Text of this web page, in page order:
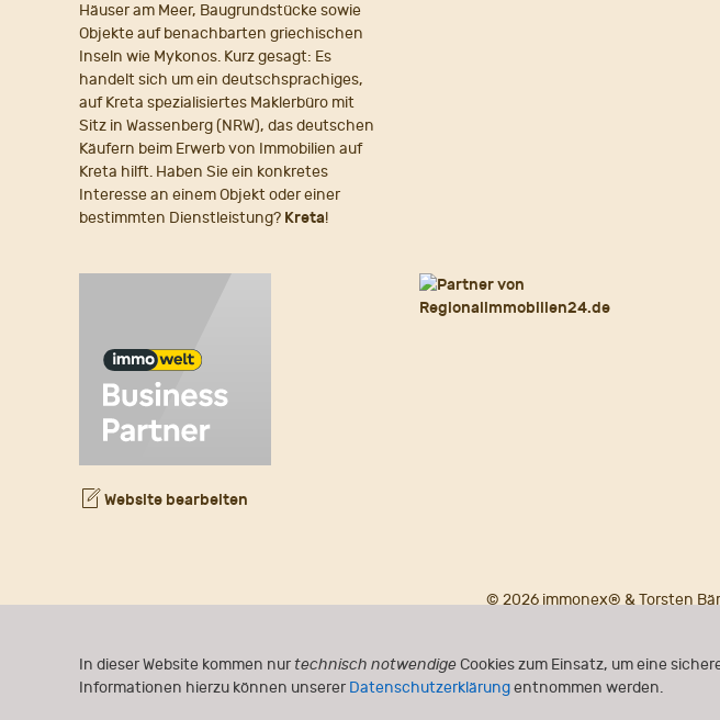
In dieser Website kommen nurtechnisch notwendigeCookies zum Einsatz, um eine
Informationen hierzu können unserer Datenschutzerklärungentnommen werden.
Häuser am Meer, Baugrundstücke sowie
Objekte auf benachbarten griechischen
Inseln wie Mykonos. Kurz gesagt: Es
handelt sich um ein deutschsprachiges,
auf Kreta spezialisiertes Maklerbüro mit
Sitz in Wassenberg (NRW), das deutschen
Käufern beim Erwerb von Immobilien auf
Kreta hilft. Haben Sie ein konkretes
Interesse an einem Objekt oder einer
bestimmten Dienstleistung? Kreta!
Website bearbeiten
© 2026 immonex® & Torsten